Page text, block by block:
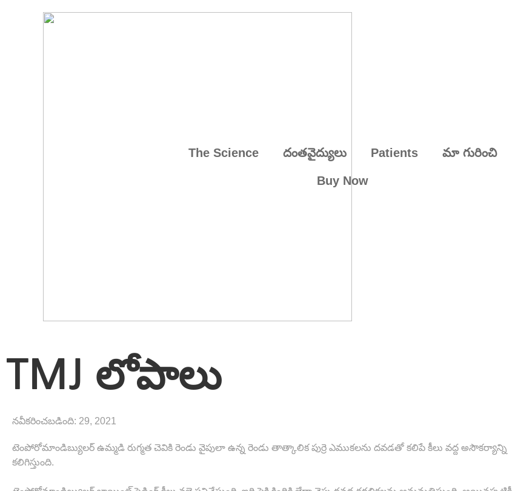
The Science దంతవైద్యులు Patients మా గురించి
Buy Now
TMJ లోపాలు
నవీకరించబడింది: 29, 2021
టెంపోరోమాండిబ్యులర్ ఉమ్మడి రుగ్మత చెవికి రెండు వైపులా ఉన్న రెండు తాత్కాలిక పుర్రె ఎముకలను దవడతో కలిపే కీలు వద్ద అసౌకర్యాన్ని
కలిగిస్తుంది.